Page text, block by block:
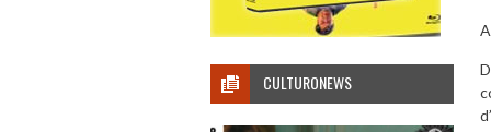
CULTURONEWS